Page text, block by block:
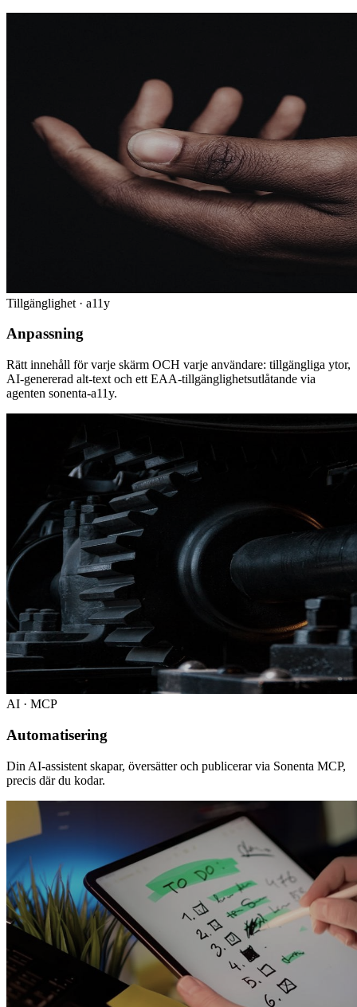
Tillgänglighet · a11y
Anpassning
Rätt innehåll för varje skärm OCH varje användare: tillgängliga ytor,
AI-genererad alt-text och ett EAA-tillgänglighetsutlåtande via
agenten sonenta-a11y.
AI · MCP
Automatisering
Din AI-assistent skapar, översätter och publicerar via Sonenta MCP,
precis där du kodar.